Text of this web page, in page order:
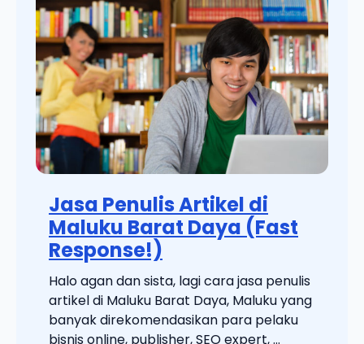
Jasa Penulis Artikel di
Maluku Barat Daya (Fast
Response!)
Halo agan dan sista, lagi cara jasa penulis
artikel di Maluku Barat Daya, Maluku yang
banyak direkomendasikan para pelaku
bisnis online, publisher, SEO expert, ...